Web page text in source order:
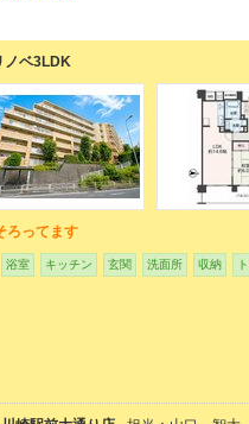
ノベ3LDK
ろってます
浴室 キッチン 玄関 洗面所 収納